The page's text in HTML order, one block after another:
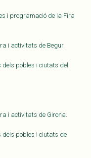
i programació de la Fira
i activitats de Begur.
pobles i ciutats del
i activitats de Girona.
dels pobles i ciutats de